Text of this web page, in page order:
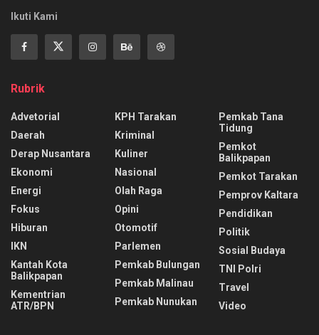
Ikuti Kami
Rubrik
Advetorial
Daerah
Derap Nusantara
Ekonomi
Energi
Fokus
Hiburan
IKN
Kantah Kota
Balikpapan
Kementrian
ATR/BPN
KPH Tarakan
Kriminal
Kuliner
Nasional
Olah Raga
Opini
Otomotif
Parlemen
Pemkab Bulungan
Pemkab Malinau
Pemkab Nunukan
Pemkab Tana
Tidung
Pemkot
Balikpapan
Pemkot Tarakan
Pemprov Kaltara
Pendidikan
Politik
Sosial Budaya
TNI Polri
Travel
Video